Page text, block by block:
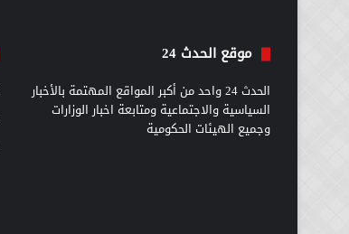
موقع الحدث 24
الحدث 24 واحد من أكبر المواقع المهتمة بالأخبار
السياسية والاجتماعية ومتابعة اخبار الوزارات
وجميع الهيئات الحكومية